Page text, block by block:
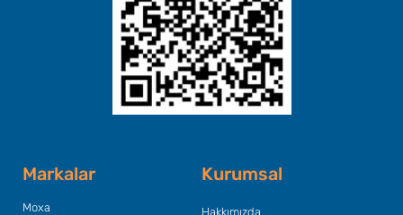
Markalar
Moxa
Kurumsal
Hakkımızda